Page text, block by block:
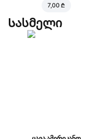
7,00 ₾
Სასმელი